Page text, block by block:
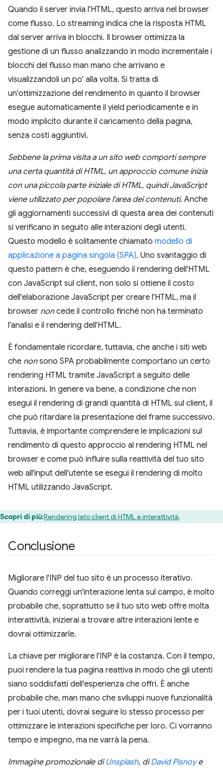
Quando il server invia l'HTML, questo arriva nel browser
come flusso. Lo streaming indica che la risposta HTML
dal server arriva in blocchi. Il browser ottimizza la
gestione di un flusso analizzando in modo incrementale i
blocchi del flusso man mano che arrivano e
visualizzandoli un po' alla volta. Si tratta di
un'ottimizzazione del rendimento in quanto il browser
esegue automaticamente il yield periodicamente e in
modo implicito durante il caricamento della pagina,
senza costi aggiuntivi.
Sebbene la prima visita a un sito web comporti sempre
una certa quantità di HTML, un approccio comune inizia
con una piccola parte iniziale di HTML, quindi JavaScript
viene utilizzato per popolare l'area dei contenuti. Anche
gli aggiornamenti successivi di questa area dei contenuti
si verificano in seguito alle interazioni degli utenti.
Questo modello è solitamente chiamato modello di
applicazione a pagina singola (SPA). Uno svantaggio di
questo pattern è che, eseguendo il rendering dell'HTML
con JavaScript sul client, non solo si ottiene il costo
dell'elaborazione JavaScript per creare l'HTML, ma il
browser noncede il controllo finché non ha terminato
l'analisi e il rendering dell'HTML.
È fondamentale ricordare, tuttavia, che anche i siti web
che nonsono SPA probabilmente comportano un certo
rendering HTML tramite JavaScript a seguito delle
interazioni. In genere va bene, a condizione che non
esegui il rendering di grandi quantità di HTML sul client, il
che può ritardare la presentazione del frame successivo.
Tuttavia, è importante comprendere le implicazioni sul
rendimento di questo approccio al rendering HTML nel
browser e come può influire sulla reattività del tuo sito
web all'input dell'utente se esegui il rendering di molto
HTML utilizzando JavaScript.
Scopri di più:Rendering lato client di HTML e interattività.
Conclusione
Migliorare l'INP del tuo sito è un processo iterativo.
Quando correggi un'interazione lenta sul campo, è molto
probabile che, soprattutto se il tuo sito web offre molta
interattività, inizierai a trovare altre interazioni lente e
dovrai ottimizzarle.
La chiave per migliorare l'INP è la costanza. Con il tempo,
puoi rendere la tua pagina reattiva in modo che gli utenti
siano soddisfatti dell'esperienza che offri. È anche
probabile che, man mano che sviluppi nuove funzionalità
per i tuoi utenti, dovrai seguire lo stesso processo per
ottimizzare le interazioni specifiche per loro. Ci vorranno
tempo e impegno, ma ne varrà la pena.
Immagine promozionale diUnsplash, diDavid Pisnoye